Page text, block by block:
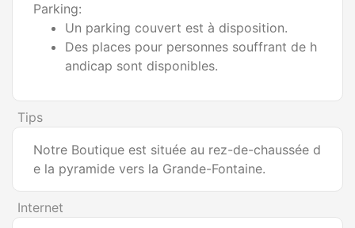
Parking:
Un parking couvert est à disposition.
Des places pour personnes souffrant de h
andicap sont disponibles.
Tips
Notre Boutique est située au rez-de-chaussée d
e la pyramide vers la Grande-Fontaine.
Internet